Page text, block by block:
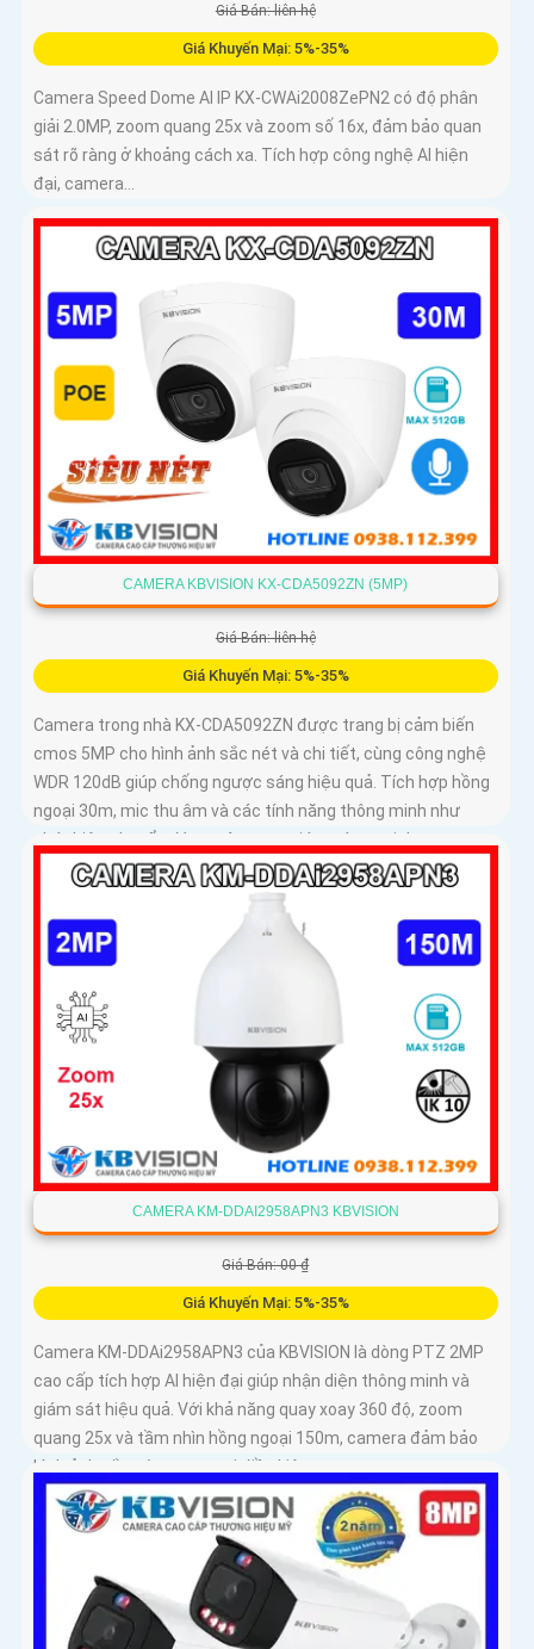
Giá Bán: liên hệ
Giá Khuyến Mại: 5%-35%
Camera Speed Dome AI IP KX-CWAi2008ZePN2 có độ phân
giải 2.0MP, zoom quang 25x và zoom số 16x, đảm bảo quan
sát rõ ràng ở khoảng cách xa. Tích hợp công nghệ AI hiện
đại, camera...
CAMERA KBVISION KX-CDA5092ZN (5MP)
Giá Bán: liên hệ
Giá Khuyến Mại: 5%-35%
Camera trong nhà KX-CDA5092ZN được trang bị cảm biến
cmos 5MP cho hình ảnh sắc nét và chi tiết, cùng công nghệ
WDR 120dB giúp chống ngược sáng hiệu quả. Tích hợp hồng
ngoại 30m, mic thu âm và các tính năng thông minh như
phát hiện chuyển động, nâng cao giám sát an ninh
CAMERA KM-DDAI2958APN3 KBVISION
Giá Bán: 00 ₫
Giá Khuyến Mại: 5%-35%
Camera KM-DDAi2958APN3 của KBVISION là dòng PTZ 2MP
cao cấp tích hợp AI hiện đại giúp nhận diện thông minh và
giám sát hiệu quả. Với khả năng quay xoay 360 độ, zoom
quang 25x và tầm nhìn hồng ngoại 150m, camera đảm bảo
hình ảnh sắc nét trong mọi điều kiện